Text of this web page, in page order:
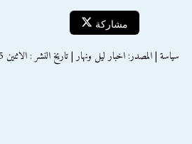
مشاركة
سياسة | المصدر: اخبار ليل ونهار | تاريخ النشر : الاثنين 25 مايو 2015